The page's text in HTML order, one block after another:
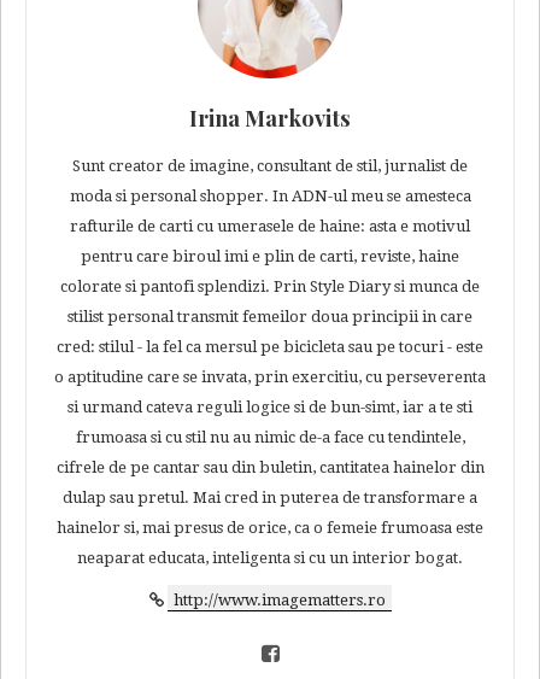
Irina Markovits
Sunt creator de imagine, consultant de stil, jurnalist de
moda si personal shopper. In ADN-ul meu se amesteca
rafturile de carti cu umerasele de haine: asta e motivul
pentru care biroul imi e plin de carti, reviste, haine
colorate si pantofi splendizi. Prin Style Diary si munca de
stilist personal transmit femeilor doua principii in care
cred: stilul - la fel ca mersul pe bicicleta sau pe tocuri - este
o aptitudine care se invata, prin exercitiu, cu perseverenta
si urmand cateva reguli logice si de bun-simt, iar a te sti
frumoasa si cu stil nu au nimic de-a face cu tendintele,
cifrele de pe cantar sau din buletin, cantitatea hainelor din
dulap sau pretul. Mai cred in puterea de transformare a
hainelor si, mai presus de orice, ca o femeie frumoasa este
neaparat educata, inteligenta si cu un interior bogat.
http://www.imagematters.ro